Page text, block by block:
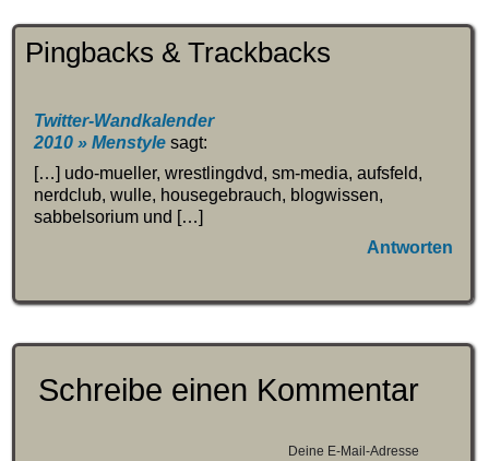
Pingbacks & Trackbacks
Twitter-Wandkalender
2010 » Menstyle sagt:
[…] udo-mueller, wrestlingdvd, sm-media, aufsfeld,
nerdclub, wulle, housegebrauch, blogwissen,
sabbelsorium und […]
Antworten
Schreibe einen Kommentar
Deine E-Mail-Adresse